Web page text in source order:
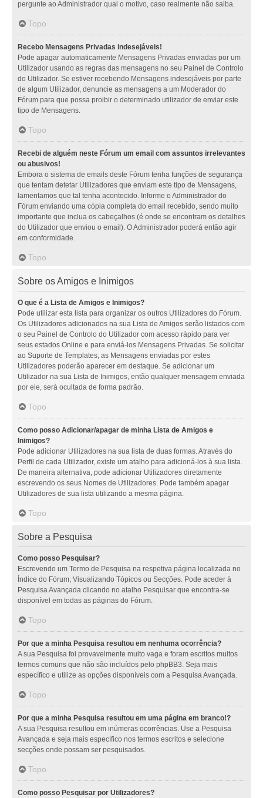
pergunte ao Administrador qual o motivo, caso realmente não saiba.
Topo
Recebo Mensagens Privadas indesejáveis!
Pode apagar automaticamente Mensagens Privadas enviadas por um
Utilizador usando as regras das mensagens no seu Painel de Controlo
do Utilizador. Se estiver recebendo Mensagens indesejáveis por parte
de algum Utilizador, denuncie as mensagens a um Moderador do
Fórum para que possa proibir o determinado utilizador de enviar este
tipo de Mensagens.
Topo
Recebi de alguém neste Fórum um email com assuntos irrelevantes
ou abusivos!
Embora o sistema de emails deste Fórum tenha funções de segurança
que tentam detetar Utilizadores que enviam este tipo de Mensagens,
lamentamos que tal tenha acontecido. Informe o Administrador do
Fórum enviando uma cópia completa do email recebido, sendo muito
importante que inclua os cabeçalhos (é onde se encontram os detalhes
do Utilizador que enviou o email). O Administrador poderá então agir
em conformidade.
Topo
Sobre os Amigos e Inimigos
O que é a Lista de Amigos e Inimigos?
Pode utilizar esta lista para organizar os outros Utilizadores do Fórum.
Os Utilizadores adicionados na sua Lista de Amigos serão listados com
o seu Painel de Controlo do Utilizador com acesso rápido para ver
seus estados Online e para enviá-los Mensagens Privadas. Se solicitar
ao Suporte de Templates, as Mensagens enviadas por estes
Utilizadores poderão aparecer em destaque. Se adicionar um
Utilizador na sua Lista de Inimigos, então qualquer mensagem enviada
por ele, será ocultada de forma padrão.
Topo
Como posso Adicionar/apagar de minha Lista de Amigos e
Inimigos?
Pode adicionar Utilizadores na sua lista de duas formas. Através do
Perfil de cada Utilizador, existe um atalho para adicioná-los à sua lista.
De maneira alternativa, pode adicionar Utilizadores diretamente
escrevendo os seus Nomes de Utilizadores. Pode também apagar
Utilizadores de sua lista utilizando a mesma página.
Topo
Sobre a Pesquisa
Como posso Pesquisar?
Escrevendo um Termo de Pesquisa na respetiva página localizada no
Índice do Fórum, Visualizando Tópicos ou Secções. Pode aceder à
Pesquisa Avançada clicando no atalho Pesquisar que encontra-se
disponível em todas as páginas do Fórum.
Topo
Por que a minha Pesquisa resultou em nenhuma ocorrência?
A sua Pesquisa foi provavelmente muito vaga e foram escritos muitos
termos comuns que não são incluídos pelo phpBB3. Seja mais
específico e utilize as opções disponíveis com a Pesquisa Avançada.
Topo
Por que a minha Pesquisa resultou em uma página em branco!?
A sua Pesquisa resultou em inúmeras ocorrências. Use a Pesquisa
Avançada e seja mais específico nos termos escritos e selecione
secções onde possam ser pesquisados.
Topo
Como posso Pesquisar por Utilizadores?